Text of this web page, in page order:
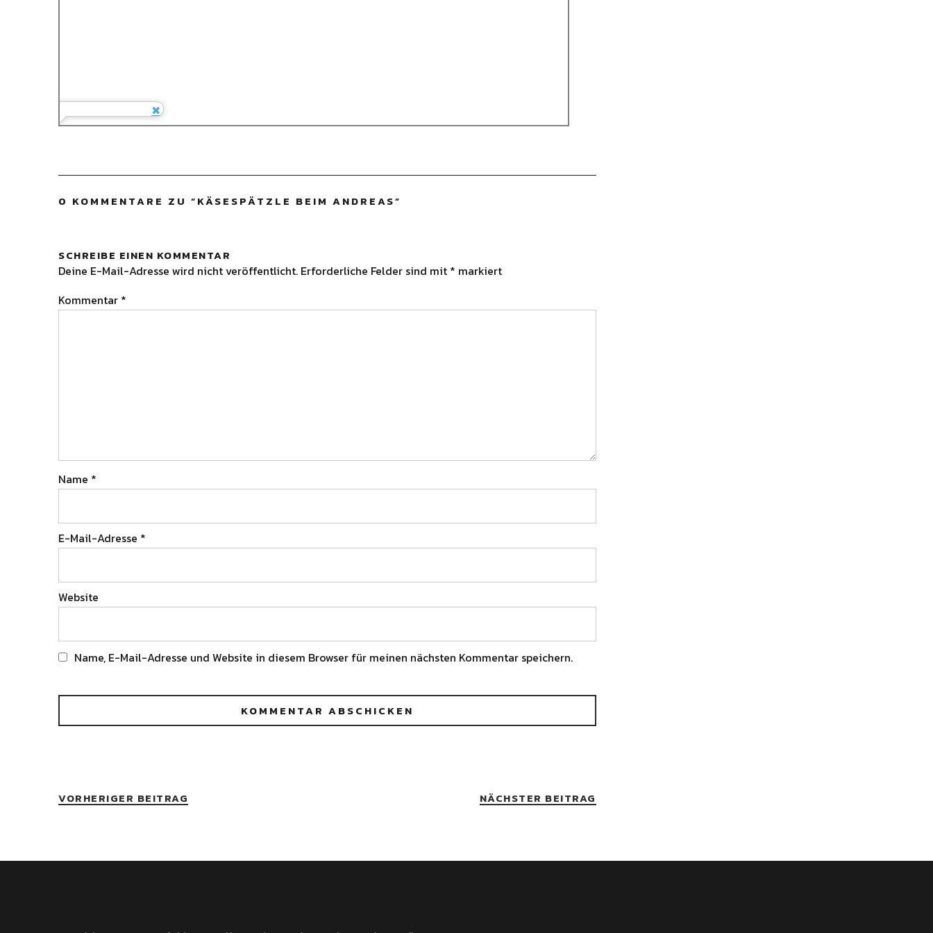
0 KOMMENTARE ZU “KÄSESPÄTZLE BEIM ANDREAS”
SCHREIBE EINEN KOMMENTAR
Deine E-Mail-Adresse wird nicht veröffentlicht. Erforderliche Felder sind mit * markiert
Kommentar *
Name *
E-Mail-Adresse *
Website
Name, E-Mail-Adresse und Website in diesem Browser für meinen nächsten Kommentar speichern.
VORHERIGER BEITRAG NÄCHSTER BEITRAG